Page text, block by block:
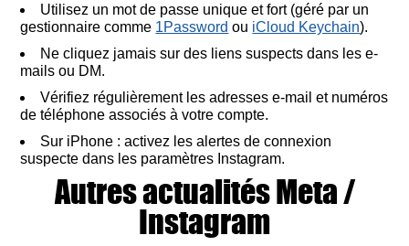
Utilisez un mot de passe unique et fort (géré par un
gestionnaire comme 1Password ou iCloud Keychain).
Ne cliquez jamais sur des liens suspects dans les e-
mails ou DM.
Vérifiez régulièrement les adresses e-mail et numéros
de téléphone associés à votre compte.
Sur iPhone : activez les alertes de connexion
suspecte dans les paramètres Instagram.
Autres actualités Meta /
Instagram